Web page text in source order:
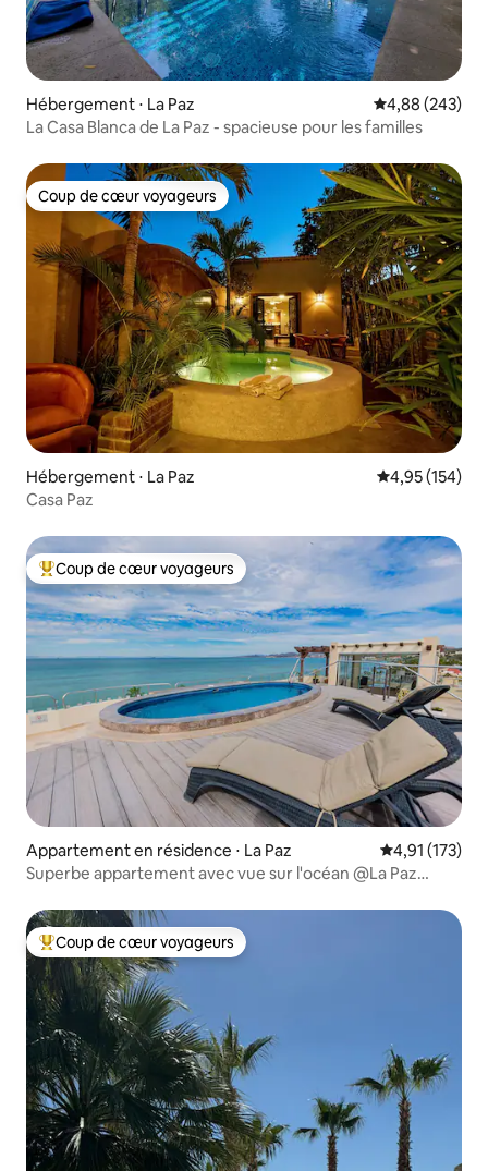
Hébergement ⋅ La Paz Évaluation
4,88 (243)
La Casa Blanca de La Paz - spacieuse pour les familles
Coup de cœur voyageurs
Coup de cœur voyageurs
Hébergement ⋅ La Paz Évaluation
4,95 (154)
Casa Paz
Coups de cœur voyageurs les plus appréciés
Coup de cœur voyageurs
Appartement en résidence ⋅ La Paz Évaluation
4,91 (173)
Superbe appartement avec vue sur l'océan @La Paz
Coups de cœur voyageurs les plus appréciés
Coup de cœur voyageurs